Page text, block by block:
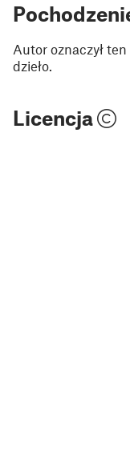
Autor oznaczył
dzieło.
Licencja